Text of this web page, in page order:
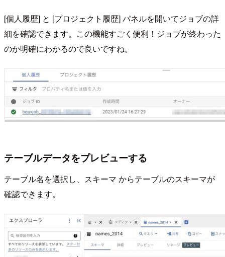
[個人履歴] と [プロジェクト履歴] パネルを開いてジョブの詳
細を確認できます。この機能すごく便利！ジョブが終わった
のか明確にわかるので良いですね。
テーブルデータをプレビューする
テーブル名を選択し、スキーマ からテーブルのスキーマが
確認できます。